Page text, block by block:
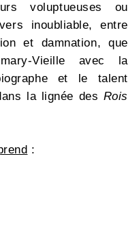
voluptueuses ou
inoubliable, entre
et damnation, que
Vieille avec la
et le talent
la lignée des Rois
: